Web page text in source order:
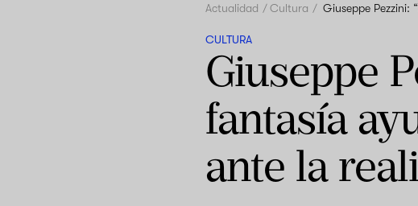
Actualidad Cultura Giuseppe Pezzini:
CULTURA
Giuseppe
fantasía
ante la